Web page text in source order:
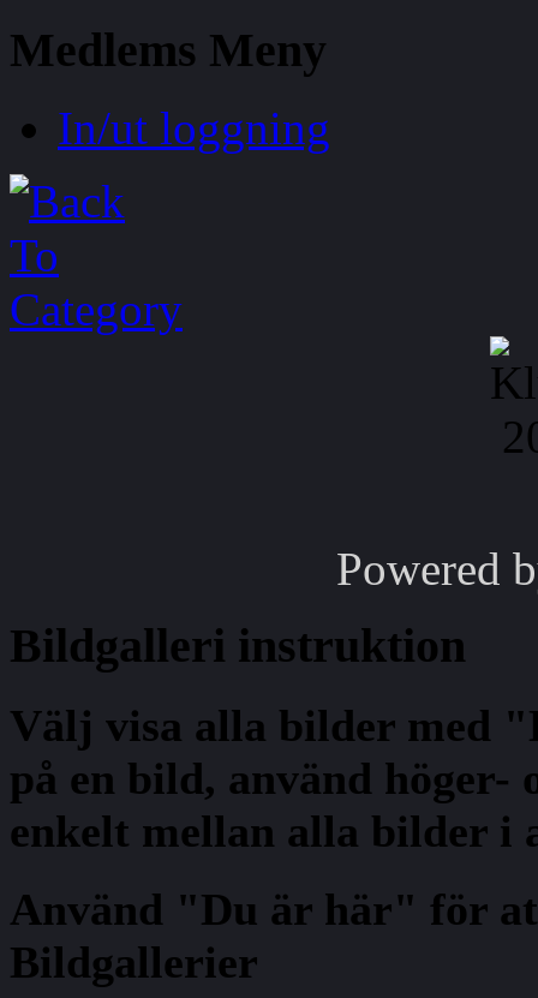
Medlems Meny
In/ut loggning
Powered
Bildgalleri instruktion
Välj visa alla bilder med
på en bild, använd
enkelt mellan alla bilder i
Använd "Du är här" för
Bildgallerier